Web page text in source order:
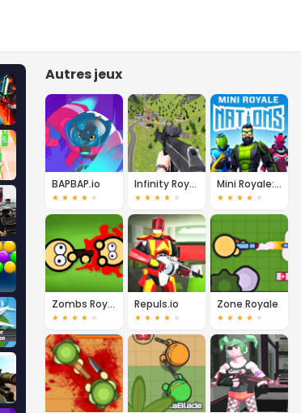
Autres jeux
BAPBAP.io
★ ★ ★ ★ ★
Infinity Royale
★ ★ ★ ★ ★
Mini Royale: Nations
★ ★ ★ ★ ★
Zombs Royale
★ ★ ★ ★ ★
Repuls.io
★ ★ ★ ★ ★
Zone Royale
★ ★ ★ ★ ★